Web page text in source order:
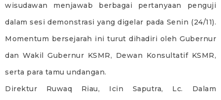
wisudawan menjawab berbagai pertanyaan penguji
dalam sesi demonstrasi yang digelar pada Senin (24/11).
Momentum bersejarah ini turut dihadiri oleh Gubernur
dan Wakil Gubernur KSMR, Dewan Konsultatif KSMR,
serta para tamu undangan.
Direktur Ruwaq Riau, Icin Saputra, Lc. Dalam